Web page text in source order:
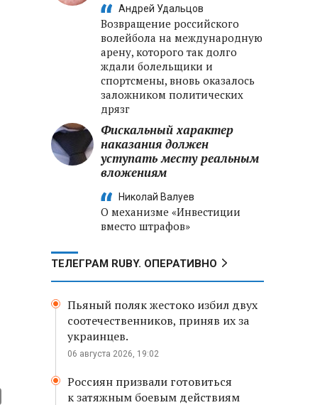
Андрей Удальцов
Возвращение российского
волейбола на международную
арену, которого так долго
ждали болельщики и
спортсмены, вновь оказалось
заложником политических
дрязг
Фискальный характер
наказания должен
уступать месту реальным
вложениям
Николай Валуев
О механизме «Инвестиции
вместо штрафов»
ТЕЛЕГРАМ RUBY. ОПЕРАТИВНО
Пьяный поляк жестоко избил двух
соотечественников, приняв их за
украинцев.
06 августа 2026, 19:02
Россиян призвали готовиться
к затяжным боевым действиям